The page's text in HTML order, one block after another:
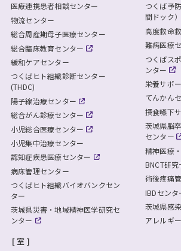
医療連携患者相談センター
物流センター
総合周産期母子医療センター
総合臨床教育センター
緩和ケアセンター
つくばヒト組織診断センター
(THDC)
陽子線治療センター
総合がん診療センター
小児総合医療センター
小児集中治療センター
認知症疾患医療センター
病床管理センター
つくばヒト組織バイオバンクセン
ター
茨城県災害・地域精神医学研究セ
ンター
つくば予
間ドック）
高度救命
難病医療
つくばス
ンター
栄養サポ
てんかん
摂食嚥下
茨城県脳
センター
精神医療
BNCT研究
術後疼痛
IBDセンタ
茨城県感
アレルギ
室